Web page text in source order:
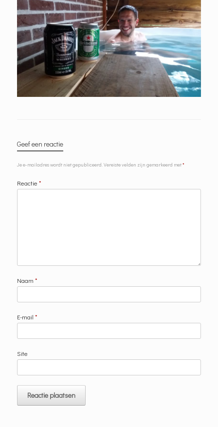
Geef een reactie
Je e-mailadres wordt niet gepubliceerd.Vereiste velden zijn gemarkeerd met*
Reactie *
Naam *
E-mail *
Site